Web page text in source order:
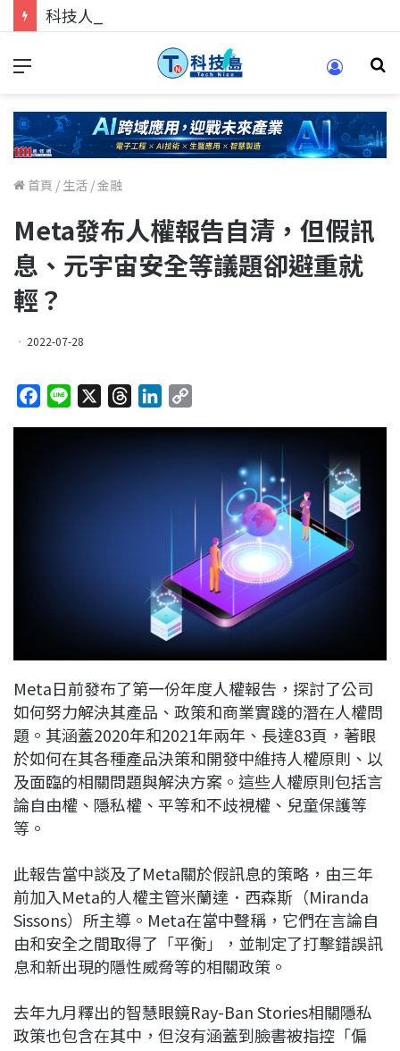
科技人找工作，就到TECH+ 科技專區!
首頁 / 生活 /金融
Meta發布人權報告自清，但假訊
息、元宇宙安全等議題卻避重就
輕？
2022-07-28
n
p
i
k
Meta日前發布了第一份年度人權報告，探討了公司
如何努力解決其產品、政策和商業實踐的潛在人權問
題。其涵蓋2020年和2021年兩年、長達83頁，著眼
於如何在其各種產品決策和開發中維持人權原則、以
及面臨的相關問題與解決方案。這些人權原則包括言
論自由權、隱私權、平等和不歧視權、兒童保護等
等。
此報告當中談及了Meta關於假訊息的策略，由三年
前加入Meta的人權主管米蘭達．西森斯（Miranda
Sissons）所主導。Meta在當中聲稱，它們在言論自
由和安全之間取得了「平衡」，並制定了打擊錯誤訊
息和新出現的隱性威脅等的相關政策。
去年九月釋出的智慧眼鏡Ray-Ban Stories相關隱私
政策也包含在其中，但沒有涵蓋到臉書被指控「偏